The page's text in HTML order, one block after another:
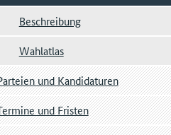
Beschreibung
Wahlatlas
und Kandidaturen
und Fristen